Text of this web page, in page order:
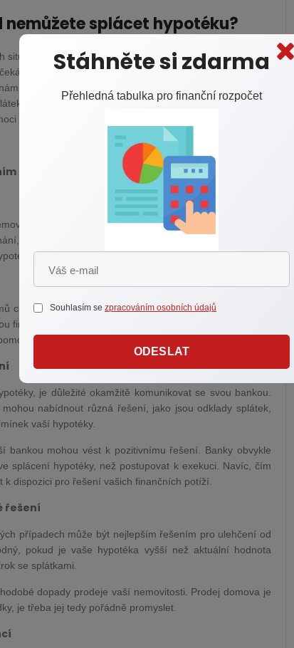
splácet hypotéku?
situací, které vás mohou připravit o finanční stabilitu, ať už
výdaje. Následně může být obtížné dostát svým
vás s možnostmi, které máte, pokud se ocitnete v
možnost refinancování hypotéky, komunikaci s vaší
ulevit od finančního tlaku.
hypotéky?
splácení hypotéky. Nicméně, život někdy přináší
nemoc, rozvod nebo jiné neočekávané výdaje, které
co nejdříve, aby bylo možné přijmout vhodná opatření a
finanční situaci. Různé strategie řízení osobních financí a
v předcházení problémům se splácením hypotéky.
je důležité okamžitě komunikovat se svou bankou.
nabídnout různá řešení, jako jsou odklady splátek,
vaší hypotéky.
bankou mohou vést k pozitivnímu řešení. Banky obvykle
splácení hypotéky, než postupovat k exekuci. Navíc, čím
dispozici pro řešení vašich finančních potíží.
řešení
případech může být nejlepším řešením pro ulehčení od
pokud je vaše hypotéka vyšší než aktuální hodnota
se splátkami.
dopady prodeje vaší nemovitosti. Prodej domova je
je třeba jej tedy pořádně promyslet.
Stáhněte si zdarma
Přehledná tabulka pro finanční rozpočet
Souhlasím se zpracováním osobních údajů
ODESLAT